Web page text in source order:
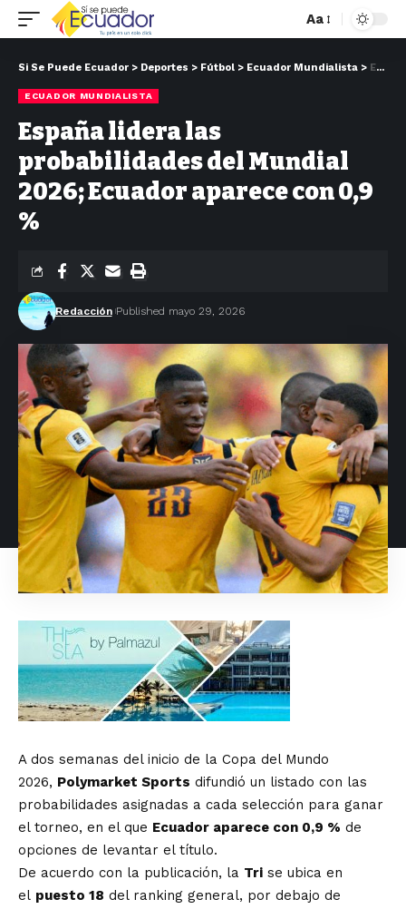
Aa
Si Se Puede Ecuador > Deportes > Fútbol > Ecuador Mundialista > España lidera las probabilidades del Mundial 2026; Ecuador aparece con 0,9 %
ECUADOR MUNDIALISTA
España lidera las
probabilidades del Mundial
2026; Ecuador aparece con 0,9
%
Redacción Published mayo 29, 2026
A dos semanas del inicio de la Copa del Mundo
2026, Polymarket Sports difundió un listado con las
probabilidades asignadas a cada selección para ganar
el torneo, en el que Ecuador aparece con 0,9 % de
opciones de levantar el título.
De acuerdo con la publicación, la Tri se ubica en
el puesto 18 del ranking general, por debajo de